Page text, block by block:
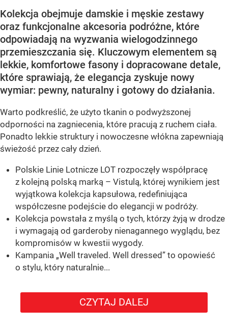
Kolekcja obejmuje damskie i męskie zestawy
oraz funkcjonalne akcesoria podróżne, które
odpowiadają na wyzwania wielogodzinnego
przemieszczania się. Kluczowym elementem są
lekkie, komfortowe fasony i dopracowane detale,
które sprawiają, że elegancja zyskuje nowy
wymiar: pewny, naturalny i gotowy do działania.
Warto podkreślić, że użyto tkanin o podwyższonej
odporności na zagniecenia, które pracują z ruchem ciała.
Ponadto lekkie struktury i nowoczesne włókna zapewniają
świeżość przez cały dzień.
Polskie Linie Lotnicze LOT rozpoczęły współpracę
z kolejną polską marką – Vistulą, której wynikiem jest
wyjątkowa kolekcja kapsułowa, redefiniująca
współczesne podejście do elegancji w podróży.
Kolekcja powstała z myślą o tych, którzy żyją w drodze
i wymagają od garderoby nienagannego wyglądu, bez
kompromisów w kwestii wygody.
Kampania „Well traveled. Well dressed” to opowieść
o stylu, który naturalnie...
CZYTAJ DALEJ